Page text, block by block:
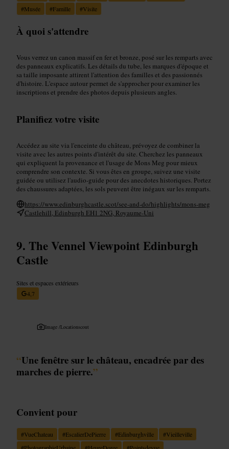
#Musée #Famille #Visite
À quoi s'attendre
Vous verrez un canon massif en fer et bronze, posé sur les remparts avec
des panneaux explicatifs. Les détails du tube, les marques d'époque et
sa taille imposante attirent l'attention des familles et des passionnés
d'histoire. L'espace autour permet de s'approcher pour examiner les
inscriptions et prendre des photos depuis plusieurs angles.
Planifiez votre visite
Accédez au site via l'enceinte du château, prévoyez de combiner la
visite avec les autres points d'intérêt du site. Cherchez les panneaux
qui expliquent la provenance et l'usage de Mons Meg pour mieux
comprendre son contexte. Si vous êtes en groupe, suivez une visite
guidée ou utilisez l'audio-guide pour des anecdotes historiques. Portez
des chaussures adaptées, les sols peuvent être inégaux sur les remparts.
https://www.edinburghcastle.scot/see-and-do/highlights/mons-meg
Castlehill, Edinburgh EH1 2NG, Royaume-Uni
The Vennel Viewpoint Edinburgh
Castle
Sites et espaces extérieurs
4,7
Image /Locationscout
“Une fenêtre sur le château, encadrée par des
marches de pierre.”
Convient pour
#VueChateau #EscalierDePierre #Edinburghville #Vieilleville
#PhotographieUrbaine #HeureDoree #Pointsdevue